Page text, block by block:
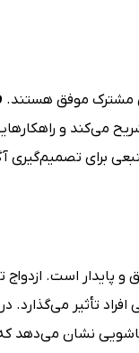
مشترک موفق هستند.
می‌کند و
برای تصمیم‌گیری
پایدار است. ازدواج
تأثیر می‌گذارد. در
نشان می‌دهد که